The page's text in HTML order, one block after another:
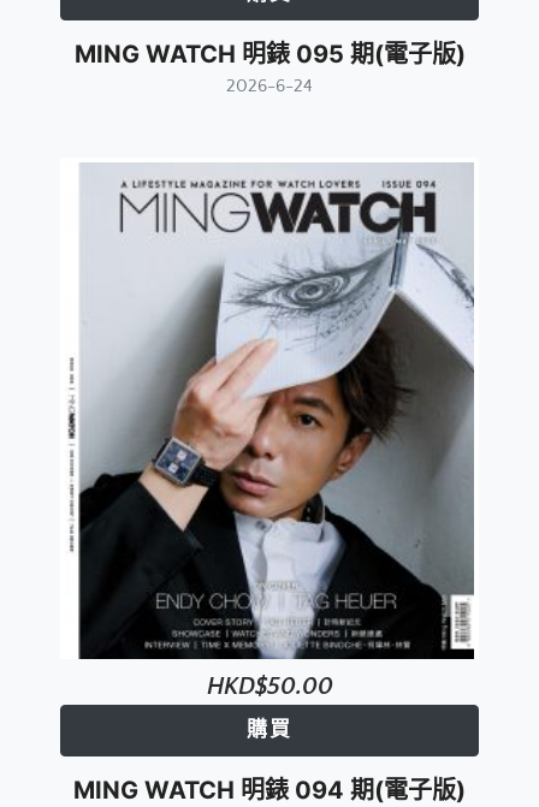
MING WATCH 明錶 095 期(電子版)
2026-6-24
HKD$50.00
購買
MING WATCH 明錶 094 期(電子版)